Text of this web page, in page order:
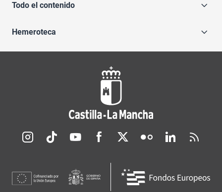
Todo el contenido
Hemeroteca
Redes sociales JCCM